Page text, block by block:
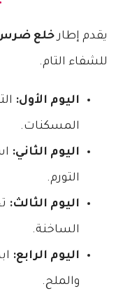
يقدم إطارخلع ضرس
للشفاء التام.
اليوم الأول:
المسكنات.
اليوم الثاني:
التورم.
اليوم الثالث:
الساخنة.
اليوم الرابع:
والملح.